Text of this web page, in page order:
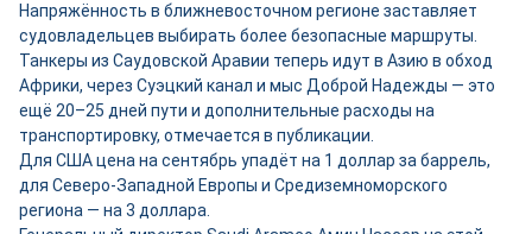
Напряжённость в ближневосточном регионе заставляет
судовладельцев выбирать более безопасные маршруты.
Танкеры из Саудовской Аравии теперь идут в Азию в обход
Африки, через Суэцкий канал и мыс Доброй Надежды — это
ещё 20–25 дней пути и дополнительные расходы на
транспортировку, отмечается в публикации.
Для США цена на сентябрь упадёт на 1 доллар за баррель,
для Северо-Западной Европы и Средиземноморского
региона — на 3 доллара.